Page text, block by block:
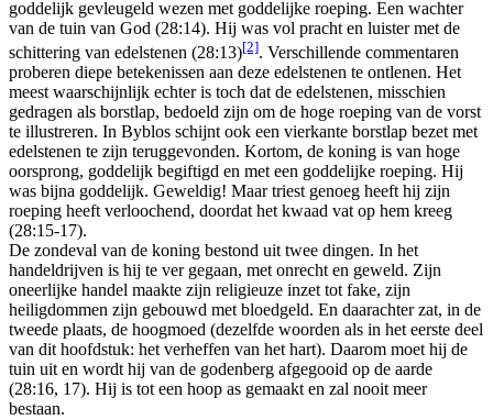
goddelijk gevleugeld wezen met goddelijke roeping. Een wachter
van de tuin van God (28:14). Hij was vol pracht en luister met de
schittering van edelstenen (28:13)[2]. Verschillende commentaren
proberen diepe betekenissen aan deze edelstenen te ontlenen. Het
meest waarschijnlijk echter is toch dat de edelstenen, misschien
gedragen als borstlap, bedoeld zijn om de hoge roeping van de vorst
te illustreren. In Byblos schijnt ook een vierkante borstlap bezet met
edelstenen te zijn teruggevonden. Kortom, de koning is van hoge
oorsprong, goddelijk begiftigd en met een goddelijke roeping. Hij
was bijna goddelijk. Geweldig! Maar triest genoeg heeft hij zijn
roeping heeft verloochend, doordat het kwaad vat op hem kreeg
(28:15-17).
De zondeval van de koning bestond uit twee dingen. In het
handeldrijven is hij te ver gegaan, met onrecht en geweld. Zijn
oneerlijke handel maakte zijn religieuze inzet tot fake, zijn
heiligdommen zijn gebouwd met bloedgeld. En daarachter zat, in de
tweede plaats, de hoogmoed (dezelfde woorden als in het eerste deel
van dit hoofdstuk: het verheffen van het hart). Daarom moet hij de
tuin uit en wordt hij van de godenberg afgegooid op de aarde
(28:16, 17). Hij is tot een hoop as gemaakt en zal nooit meer
bestaan.